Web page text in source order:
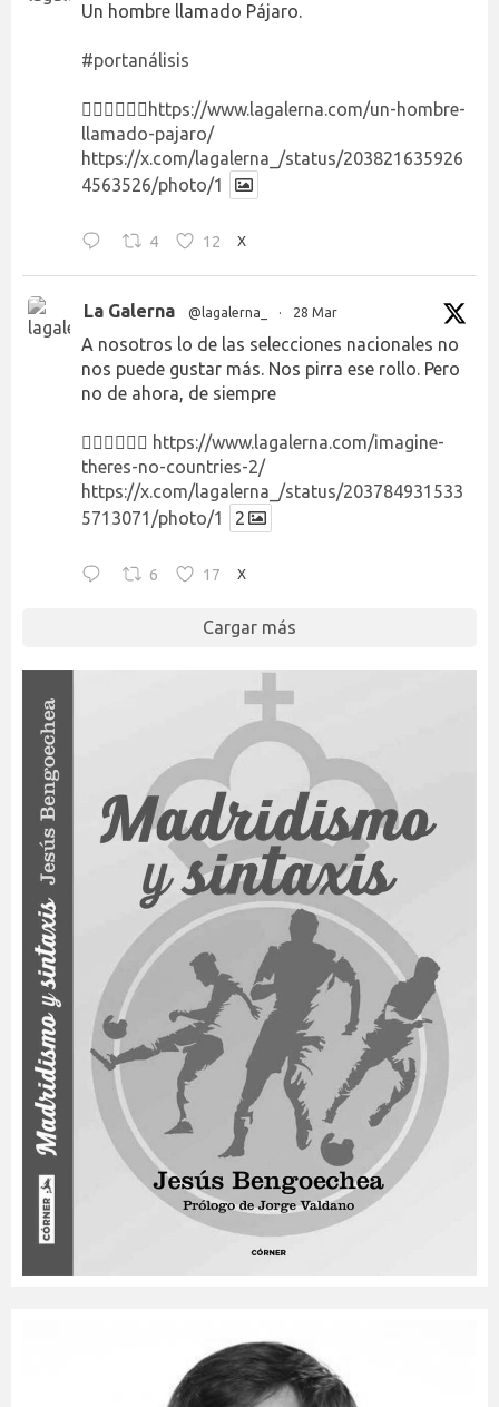
Un hombre llamado Pájaro.
#portanálisis
👉🏻👉🏻👉🏻 https://www.lagalerna.com/un-hombre-
llamado-pajaro/
https://x.com/lagalerna_/status/203821635926
4563526/photo/1
4 12 X
La Galerna @lagalerna_ · 28 Mar
A nosotros lo de las selecciones nacionales no
nos puede gustar más. Nos pirra ese rollo. Pero
no de ahora, de siempre
👉🏻👉🏻👉🏻 https://www.lagalerna.com/imagine-
theres-no-countries-2/
https://x.com/lagalerna_/status/203784931533
5713071/photo/1
2
6 17 X
Cargar más